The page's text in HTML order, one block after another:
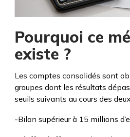
Pourquoi ce
existe ?
Les comptes consolidés sont
groupes dont les résultats
seuils suivants au cours des
-Bilan supérieur à 15 millions